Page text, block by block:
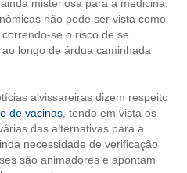
misteriosa para a medicina.
não pode ser vista como
se o risco de se
longo de árdua caminhada
alvissareiras dizem respeito
de vacinas, tendo em vista os
das alternativas para a
necessidade de verificação
são animadores e apontam